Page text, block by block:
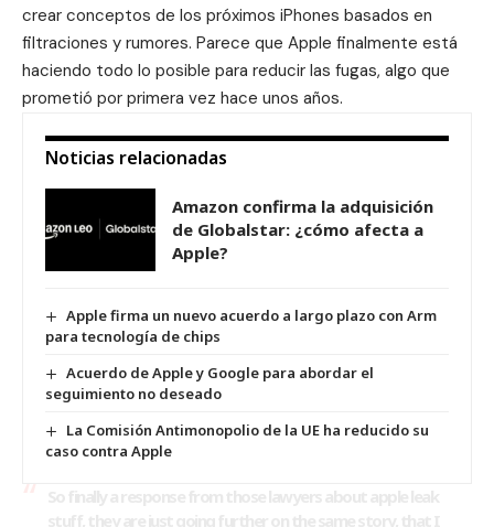
crear conceptos de los próximos iPhones basados en
filtraciones y rumores. Parece que Apple finalmente está
haciendo todo lo posible para reducir las fugas, algo que
prometió por primera vez hace unos años.
Noticias relacionadas
Amazon confirma la adquisición
de Globalstar: ¿cómo afecta a
Apple?
Apple firma un nuevo acuerdo a largo plazo con Arm
para tecnología de chips
Acuerdo de Apple y Google para abordar el
seguimiento no deseado
La Comisión Antimonopolio de la UE ha reducido su
caso contra Apple